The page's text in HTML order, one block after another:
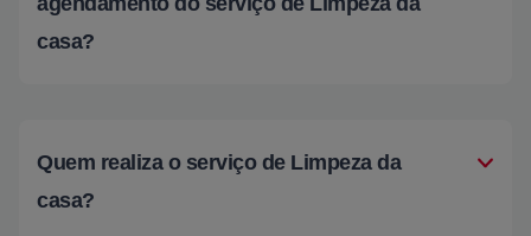
casa?
Quem realiza o serviço de Limpeza da
casa?